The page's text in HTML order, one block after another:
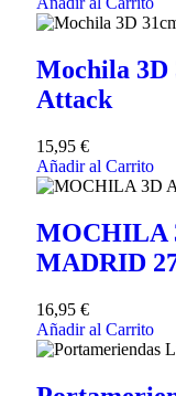
Mochila 3D
Attack
15,95 €
Añadir al Carrito
MOCHILA
MADRID
16,95 €
Añadir al Carrito